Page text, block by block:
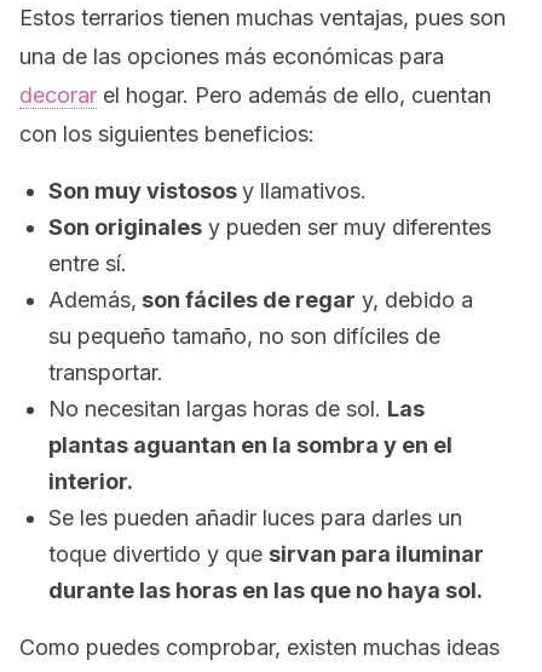
Estos terrarios tienen muchas ventajas, pues son
una de las opciones más económicas para
decorar el hogar. Pero además de ello, cuentan
con los siguientes beneficios:
Son muy vistososy llamativos.
Son originales y pueden ser muy diferentes
entre sí.
Además, son fáciles de regar y, debido a
su pequeño tamaño, no son difíciles de
transportar.
No necesitan largas horas de sol. Las
plantas aguantan en la sombra y en el
interior.
Se les pueden añadir luces para darles un
toque divertido y que sirvan para iluminar
durante las horas en las que no haya sol.
Como puedes comprobar, existen muchas ideas